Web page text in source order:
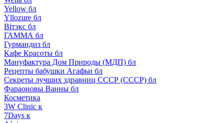
Yellow бл
Yllozure бл
Вiтэкс бл
ГАММА бл
Гурмандиз бл
Кафе Красоты бл
Мануфактура Дом Природы (МДП) бл
Рецепты бабушки Агафьи бл
Секреты лучших здравниц СССР (СССР) бл
Фараоновы Ванны бл
Косметика
3W Clinic к
7Days к